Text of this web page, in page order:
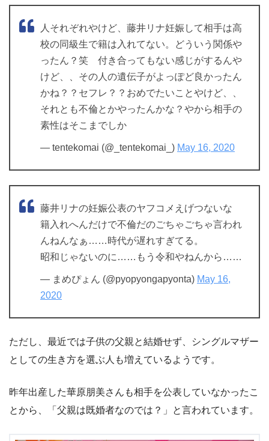
人それぞれやけど、藤井リナ妊娠して相手は高
校の同級生で籍は入れてない。どういう関係や
ったん？笑 付き合ってもない感じがするんや
けど、、その人の遺伝子がよっぽど良かったん
かね？？セフレ？？おめでたいことやけど、、
それとも不倫とかやったんかな？やから相手の
素性はそこまでしか
— tentekomai (@_tentekomai_) May 16, 2020
藤井リナの妊娠公表のヤフコメえげつないな
籍入れへんだけで不倫だのごちゃごちゃ言われ
んねんなぁ……時代が遅れすぎてる。
昭和じゃないのに……もう令和やねんから……
— まめぴょん (@pyopyongapyonta) May 16,
2020
ただし、最近では子供の父親と結婚せず、シングルマザー
としての生き方を選ぶ人も増えているようです。
昨年出産した華原朋美さんも相手を公表していなかったこ
とから、「父親は既婚者なのでは？」と言われています。